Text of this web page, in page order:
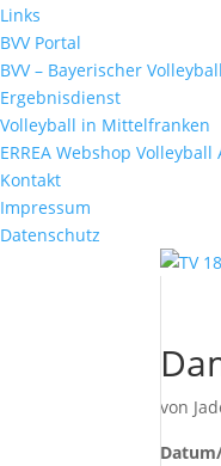
Links
BVV Portal
BVV – Bayerischer
Ergebnisdienst
Volleyball in Mittelfranken
ERREA Webshop
Kontakt
Impressum
Datenschutz
von